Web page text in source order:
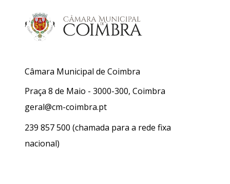
Câmara Municipal de Coimbra
Praça 8 de Maio - 3000-300, Coimbra
geral@cm-coimbra.pt
239 857 500 (chamada para a rede fixa
nacional)